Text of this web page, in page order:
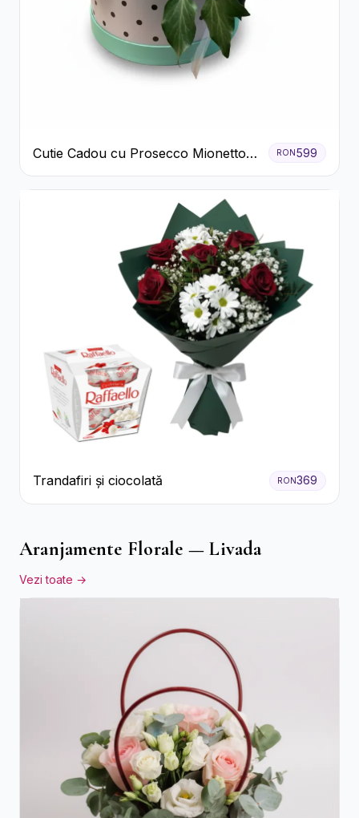
Cutie Cadou cu Prosecco Mionetto
Ferrero Rocher și Flori Pastelate
RON 599
Trandafiri și ciocolată RON369
Aranjamente Florale — Livada
Vezi toate →